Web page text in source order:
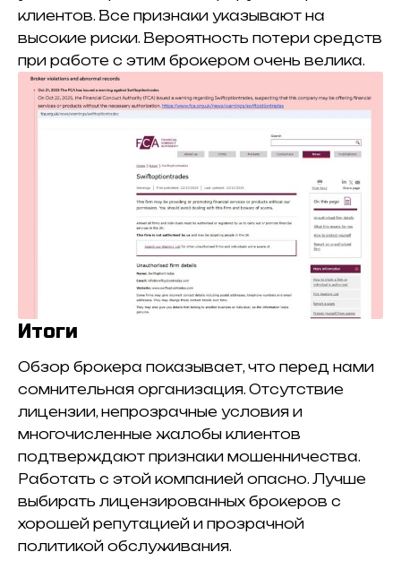
клиентов. Все признаки указывают на
высокие риски. Вероятность потери средств
при работе с этим брокером очень велика.
Итоги
Обзор брокера показывает, что перед нами
сомнительная организация. Отсутствие
лицензии, непрозрачные условия и
многочисленные жалобы клиентов
подтверждают признаки мошенничества.
Работать с этой компанией опасно. Лучше
выбирать лицензированных брокеров с
хорошей репутацией и прозрачной
политикой обслуживания.